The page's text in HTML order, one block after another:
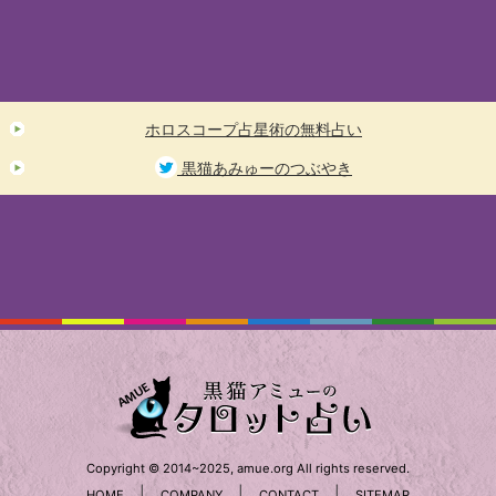
ホロスコープ占星術の無料占い
黒猫あみゅーのつぶやき
Copyright © 2014~2025, amue.org All rights reserved.